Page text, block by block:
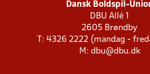
Dansk Boldspil-
DBU Allé 1
2605 Brøndby
T: 4326 2222 (mandag -
M: dbu@dbu.dk